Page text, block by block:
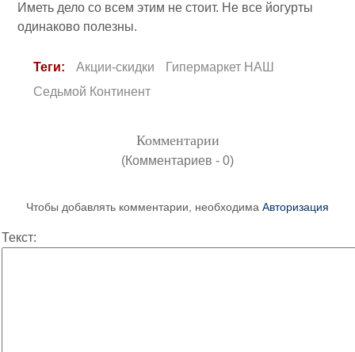
Иметь дело со всем этим не стоит. Не все йогурты
одинаково полезны.
Теги: Акции-скидки
Гипермаркет НАШ
Седьмой Континент
Комментарии
(Комментариев - 0)
Чтобы добавлять комментарии, необходима Авторизация
Текст: